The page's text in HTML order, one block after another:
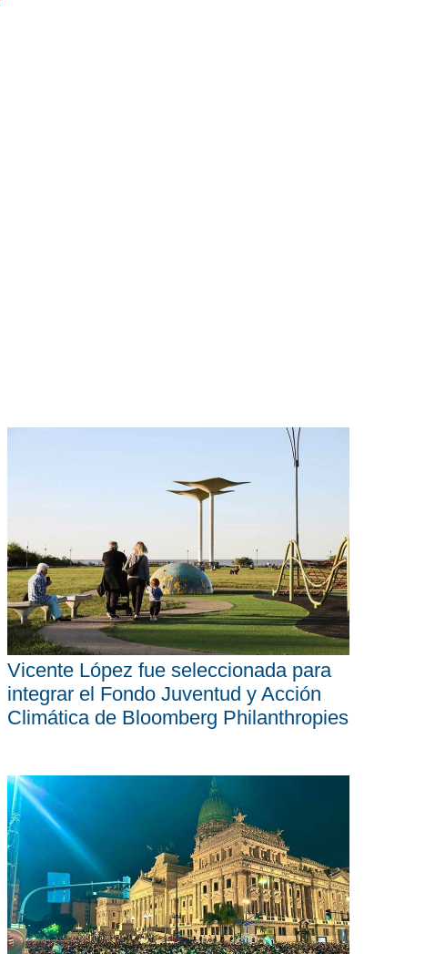
Vicente López fue seleccionada para
integrar el Fondo Juventud y Acción
Climática de Bloomberg Philanthropies